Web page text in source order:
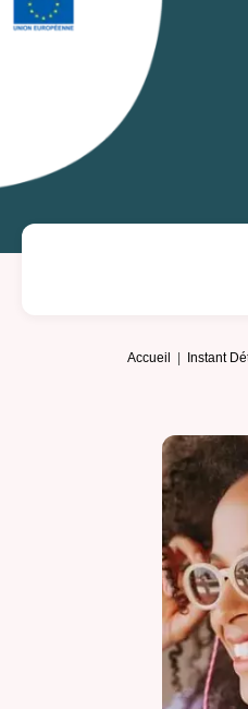
Accueil Instant